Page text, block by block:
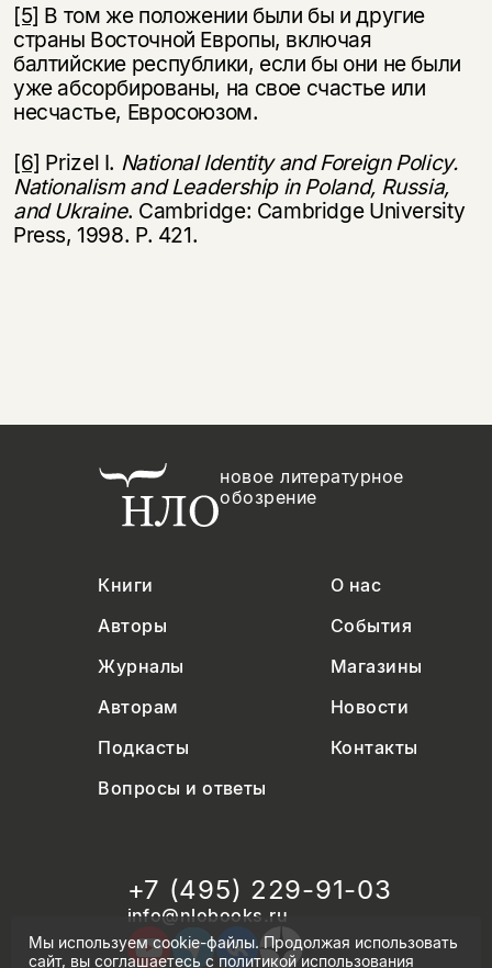
[5] В том же положении были бы и другие
страны Восточной Европы, включая
балтийские республики, если бы они не были
уже абсорбированы, на свое счастье или
несчастье, Евросоюзом.
[6] Prizel I. National Identity and Foreign Policy.
Nationalism and Leadership inPoland, Russia,
and Ukraine. Cambridge: Cambridge University
Press, 1998. Р. 421.
новое литературное
обозрение
Книги
О нас
Авторы
События
Журналы
Магазины
Авторам
Новости
Подкасты
Контакты
Вопросы и ответы
+7 (495) 229-91-03
info@nlobooks.ru
Мы используем cookie-файлы. Продолжая использовать
сайт, вы соглашаетесь сполитикой использования